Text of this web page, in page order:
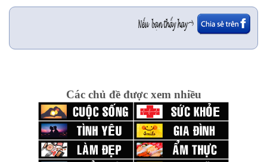
Các chủ đề được xem nhiều